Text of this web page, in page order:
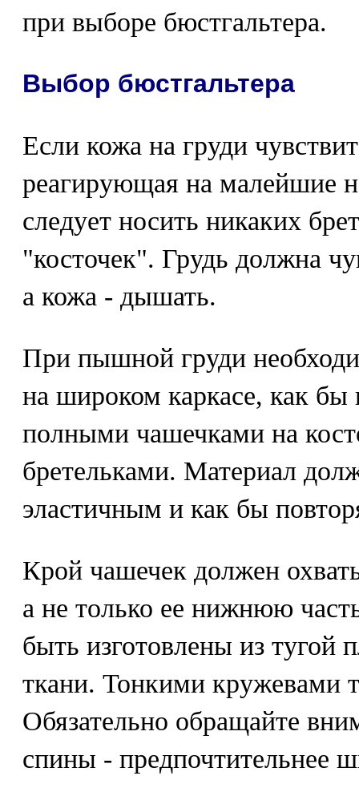
при выборе бюстгальтера.
Выбор бюстгальтера
Если кожа на груди
реагирующая на малейшие
следует носить никаких
"косточек". Грудь должна
а кожа - дышать.
При пышной груди
на широком каркасе, как бы
полными чашечками на
бретельками. Материал
эластичным и как бы
Крой чашечек должен
а не только ее нижнюю
быть изготовлены из тугой
ткани. Тонкими кружевами
Обязательно обращайте
спины - предпочтительнее